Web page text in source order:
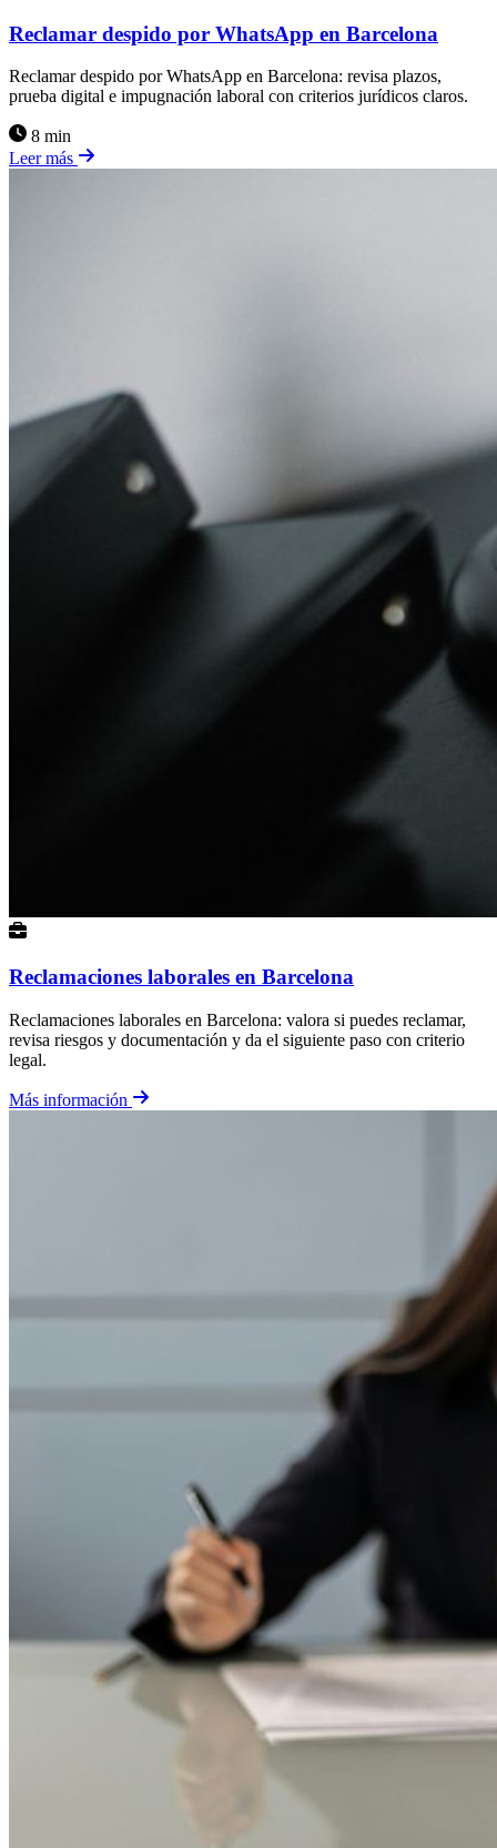
Reclamar despido por WhatsApp en Barcelona
Reclamar despido por WhatsApp en Barcelona: revisa plazos,
prueba digital e impugnación laboral con criterios jurídicos claros.
8 min
Leer más
Reclamaciones laborales en Barcelona
Reclamaciones laborales en Barcelona: valora si puedes reclamar,
revisa riesgos y documentación y da el siguiente paso con criterio
legal.
Más información